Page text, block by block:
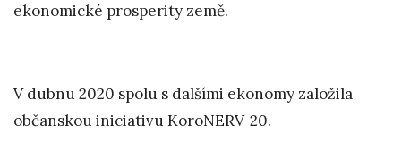
ekonomické prosperity země.
V dubnu 2020 spolu s dalšími ekonomy založila
občanskou iniciativu KoroNERV-20.